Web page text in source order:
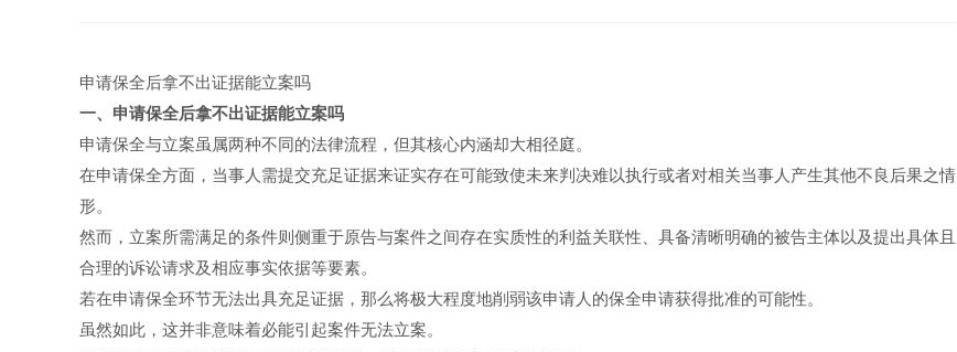
申请保全后拿不出证据能立案吗
一、申请保全后拿不出证据能立案吗
申请保全与立案虽属两种不同的法律流程，但其核心内涵却大相径庭。
在申请保全方面，当事人需提交充足证据来证实存在可能致使未来判决难以执行或者对相关当事人产生其他不良后果之情
形。
然而，立案所需满足的条件则侧重于原告与案件之间存在实质性的利益关联性、具备清晰明确的被告主体以及提出具体且
合理的诉讼请求及相应事实依据等要素。
若在申请保全环节无法出具充足证据，那么将极大程度地削弱该申请人的保全申请获得批准的可能性。
虽然如此，这并非意味着必能引起案件无法立案。